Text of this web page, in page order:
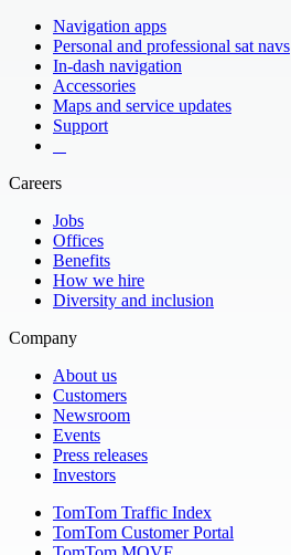
Navigation apps
Personal and professional sat navs
In-dash navigation
Accessories
Maps and service updates
Support
Careers
Jobs
Offices
Benefits
How we hire
Diversity and inclusion
Company
About us
Customers
Newsroom
Events
Press releases
Investors
TomTom Traffic Index
TomTom Customer Portal